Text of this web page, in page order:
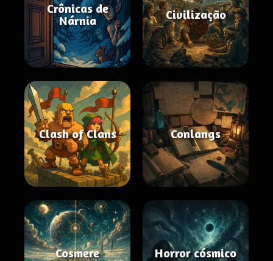
Crônicas de
Nárnia
Civilização
Clash of Clans Conlangs
Cosmere Horror cósmico